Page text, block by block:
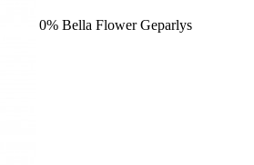
0% Bella Flower Geparlys